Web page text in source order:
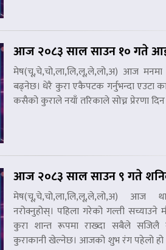
आज २०८३ साल साउन १० गते
मेष(चू,चे,चो,ला,लि,लू,ले,लो,अ) आज मनमा
बढ्नेछ। धेरै कुरा एकैपटक गर्नुभन्दा एउटा
कसैको कुराले नयाँ तरिकाले सोच्न प्रेरणा
आज २०८३ साल साउन ९ गते
मेष(चू,चे,चो,ला,लि,लू,ले,लो,अ) आज
नरोक्नुहोस्। पहिला गरेको गल्ती
कुरा शान्त रूपमा राख्दा सबैले सजिलै
कुराकानी खेल्नेछ। आजको शुभ रंग पहेलो हो